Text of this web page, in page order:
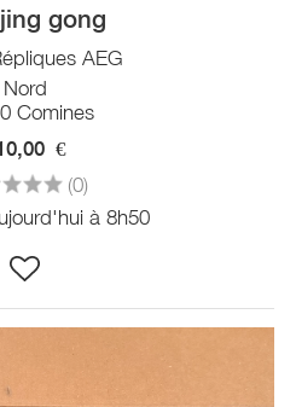
gong
AEG
Nord
Comines
€
(0)
à 8h50